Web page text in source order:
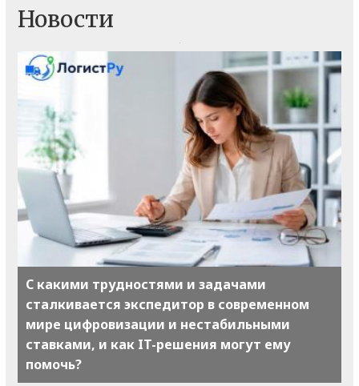
Новости
С какими трудностями и задачами
сталкивается экспедитор в современном
мире цифровизации и нестабильными
ставками, и как IT-решения могут ему
помочь?